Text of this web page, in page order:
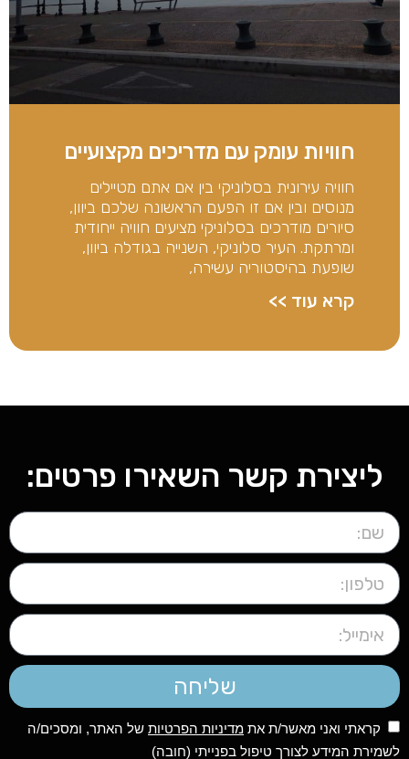
חוויות עומק עם מדריכים מקצועיים
חוויה עירונית בסלוניקי בין אם אתם מטיילים
מנוסים ובין אם זו הפעם הראשונה שלכם ביוון,
סיורים מודרכים בסלוניקי מציעים חוויה ייחודית
ומרתקת. העיר סלוניקי, השנייה בגודלה ביוון,
שופעת בהיסטוריה עשירה,
קרא עוד >>
ליצירת קשר השאירו פרטים:
שליחה
קראתי ואני מאשר/ת את מדיניות הפרטיות של האתר, ומסכים/ה
לשמירת המידע לצורך טיפול בפנייתי (חובה)